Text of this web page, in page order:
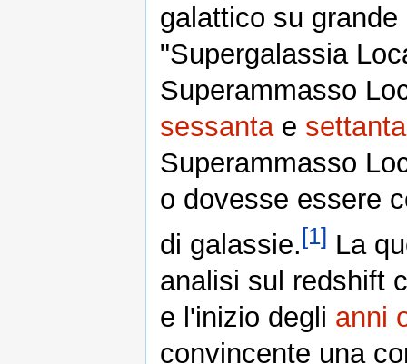
galattico su
"Supergalassia
Superammasso
sessantae settanta
Superammasso
o dovesse essere
di galassie.[1] La
analisi sul redshift
e l'inizio degli anni
convincente una